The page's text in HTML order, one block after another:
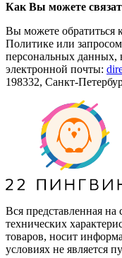
Как Вы можете
Вы можете обратиться
Политике или
персональных данных,
электронной почты:
198332, Санкт-
Вся представленная
технических
товаров, носит
условиях не является